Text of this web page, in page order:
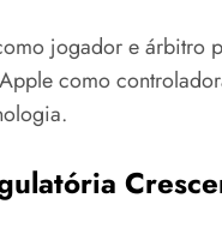
jogador e árbitro
como